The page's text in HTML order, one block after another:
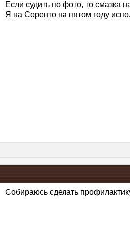
Если судить по фото, то смазка
Я на Соренто на пятом году
Собираюсь сделать